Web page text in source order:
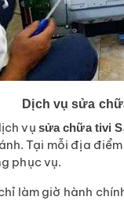
Dịch vụ sửa
vụ sửa chữa tivi
Tại mỗi địa
phục vụ.
làm giờ hành